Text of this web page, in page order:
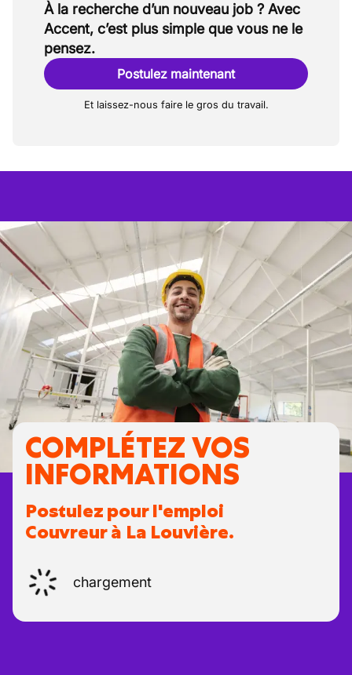
À la recherche d’un nouveau job ? Avec
Accent, c’est plus simple que vous ne le
pensez.
Postulez maintenant
Et laissez-nous faire le gros du travail.
COMPLÉTEZ VOS
INFORMATIONS
Postulez pour l'emploi
Couvreur à La Louvière.
chargement